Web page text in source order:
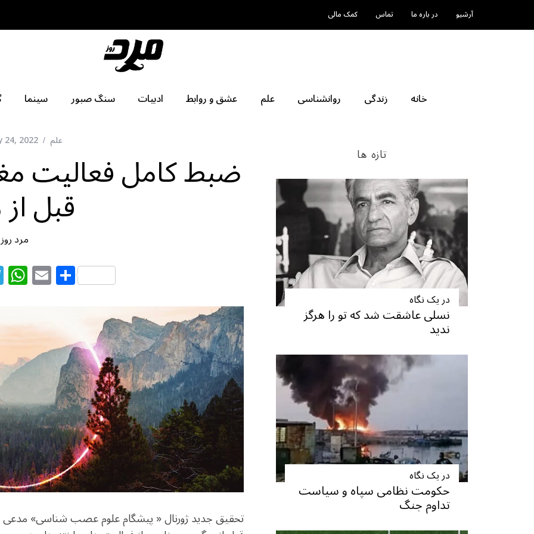
آرشیو در باره ما تماس کمک مالی
خانه زندگی روانشناسی علم عشق و روابط ادبیات سنگ صبور سینما
علم 24, 2022
قبل
مرد روز
T
el
e
g
ra
m
W
h
ats
A
p
E
m
l
S
h
ar
e
تحقیق جدید ژورنال « پیشگام علوم عصب شناسی» مدعی
تازه ها
در یک نگاه
نسلی عاشقت شد که تو را هرگز
ندید
در یک نگاه
حکومت نظامی سپاه و سیاست
تداوم جنگ